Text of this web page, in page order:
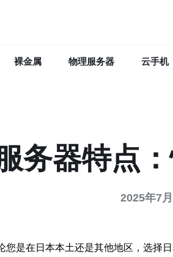
裸金属 物理服务器 云手机
务器特点
2025年7
您是在日本本土还是其他地区，选